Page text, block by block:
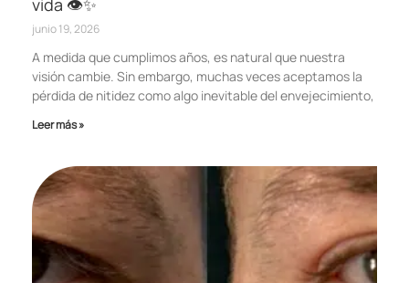
vida 👁️✨
junio 19, 2026
A medida que cumplimos años, es natural que nuestra
visión cambie. Sin embargo, muchas veces aceptamos la
pérdida de nitidez como algo inevitable del envejecimiento,
Leer más »